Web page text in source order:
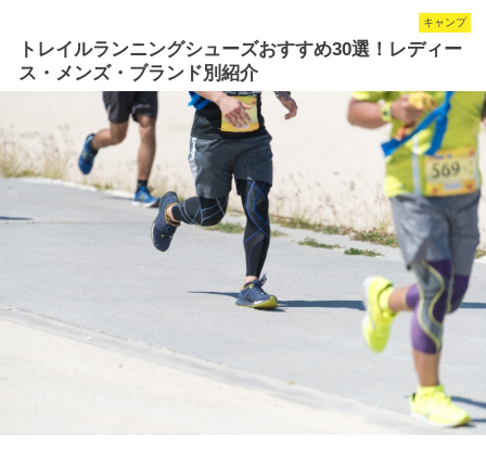
キャンプ
トレイルランニングシューズおすすめ30選！レディー
ス・メンズ・ブランド別紹介